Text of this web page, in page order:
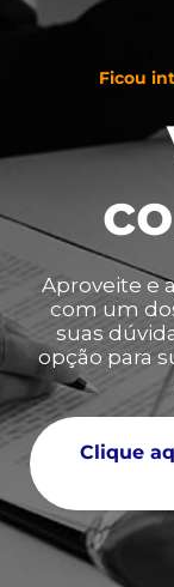
Ficou
Aproveite e
com um
suas
opção para
Clique